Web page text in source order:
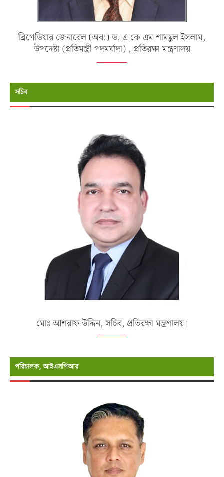
ব্রিগেডিয়ার জেনারেল (অব:) ড. এ কে এম শামছুল ইসলাম,
উপদেষ্টা (প্রতিমন্ত্রী পদমর্যাদা) , প্রতিরক্ষা মন্ত্রণালয়
সচিব
মোঃ আশরাফ উদ্দিন, সচিব, প্রতিরক্ষা মন্ত্রণালয়।
পরিচালক, আইএসপিআর